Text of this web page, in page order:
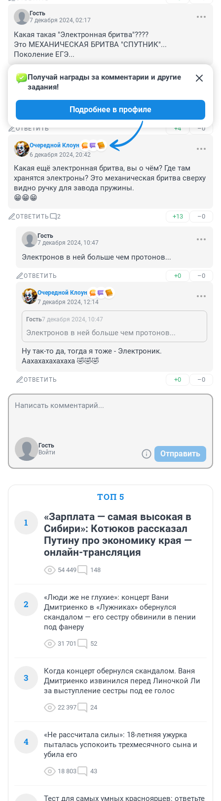
Гость
7 декабря 2024, 02:17
Какая такая "Электронная бритва"????
Это МЕХАНИЧЕСКАЯ БРИТВА "СПУТНИК"...
Поколение ЕГЭ...
ОТВЕТИТЬ –0
Гость
Эта бритва механическая,
ОТВЕТИТЬ +4 –0
Очередной Клоун
Получай награды за комментарии и другие
задания!
Подробнее в профиле
6 декабря 2024, 20:42
Какая ещё электронная бритва, вы о чём? Где там
хранятся электроны? Это механическая бритва сверху
видно ручку для завода пружины.
😁😁😁
ОТВЕТИТЬ 2 +13 –0
Гость
7 декабря 2024, 10:47
Электронов в ней больше чем протонов...
ОТВЕТИТЬ +0 –0
Очередной Клоун
7 декабря 2024, 12:14
Гость7 декабря 2024, 10:47
Электронов в ней больше чем протонов...
Ну так-то да, тогда я тоже - Электроник.
Аахахахахахаха 🤣🤣🤣
ОТВЕТИТЬ +0 –0
Гость
Войти
Отправить
ТОП 5
1
«Зарплата — самая высокая в
Сибири»: Котюков рассказал
Путину про экономику края —
онлайн-трансляция
54 449 148
2
«Люди же не глухие»: концерт Вани
Дмитриенко в «Лужниках» обернулся
скандалом — его сестру обвинили в пении
под фанеру
31 701 52
3
Когда концерт обернулся скандалом. Ваня
Дмитриенко извинился перед Линочкой Ли
за выступление сестры под ее голос
22 397 24
4
«Не рассчитала силы»: 18-летняя ужурка
пыталась успокоить трехмесячного сына и
убила его
18 803 43
Тест для самых умных красноярцев: ответьте